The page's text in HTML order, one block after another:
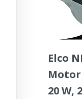
Elco
Motor
20 W,